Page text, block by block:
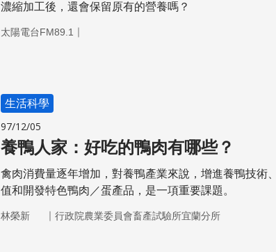
濃縮加工後，還會保留原有的營養嗎？
太陽電台FM89.1 ｜
生活科學
97/12/05
養鴨人家：好吃的鴨肉有哪些？
禽肉消費量逐年增加，對養鴨產業來說，增進養鴨技術
值和開發特色鴨肉／蛋產品，是一項重要課題。
林榮新 ｜ 行政院農業委員會畜產試驗所宜蘭分所